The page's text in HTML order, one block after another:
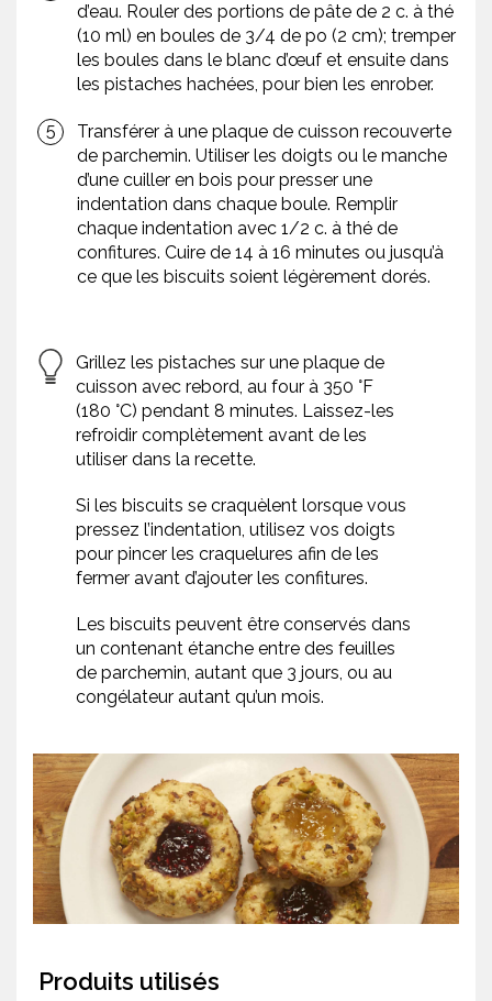
d’eau. Rouler des portions de pâte de 2 c. à thé
(10 ml) en boules de 3/4 de po (2 cm); tremper
les boules dans le blanc d’œuf et ensuite dans
les pistaches hachées, pour bien les enrober.
Transférer à une plaque de cuisson recouverte
de parchemin. Utiliser les doigts ou le manche
d’une cuiller en bois pour presser une
indentation dans chaque boule. Remplir
chaque indentation avec 1/2 c. à thé de
confitures. Cuire de 14 à 16 minutes ou jusqu’à
ce que les biscuits soient légèrement dorés.
Grillez les pistaches sur une plaque de
cuisson avec rebord, au four à 350 °F
(180 °C) pendant 8 minutes. Laissez-les
refroidir complètement avant de les
utiliser dans la recette.
Si les biscuits se craquèlent lorsque vous
pressez l’indentation, utilisez vos doigts
pour pincer les craquelures afin de les
fermer avant d’ajouter les confitures.
Les biscuits peuvent être conservés dans
un contenant étanche entre des feuilles
de parchemin, autant que 3 jours, ou au
congélateur autant qu’un mois.
Produits utilisés